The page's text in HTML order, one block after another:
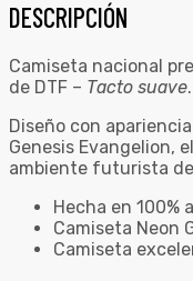
DESCRIPCIÓN
Camiseta nacional
de DTF – Tacto suave.
Diseño con
Genesis Evangelion,
ambiente futurista de
Hecha en 100%
Camiseta Neon
Camiseta